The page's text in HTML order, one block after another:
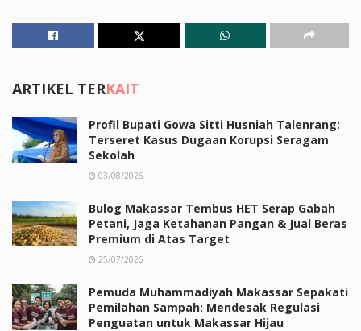
ARTIKEL TERKAIT
Profil Bupati Gowa Sitti Husniah Talenrang:
Terseret Kasus Dugaan Korupsi Seragam
Sekolah
03/08/2026
Bulog Makassar Tembus HET Serap Gabah
Petani, Jaga Ketahanan Pangan & Jual Beras
Premium di Atas Target
25/07/2026
Pemuda Muhammadiyah Makassar Sepakati
Pemilahan Sampah: Mendesak Regulasi
Penguatan untuk Makassar Hijau